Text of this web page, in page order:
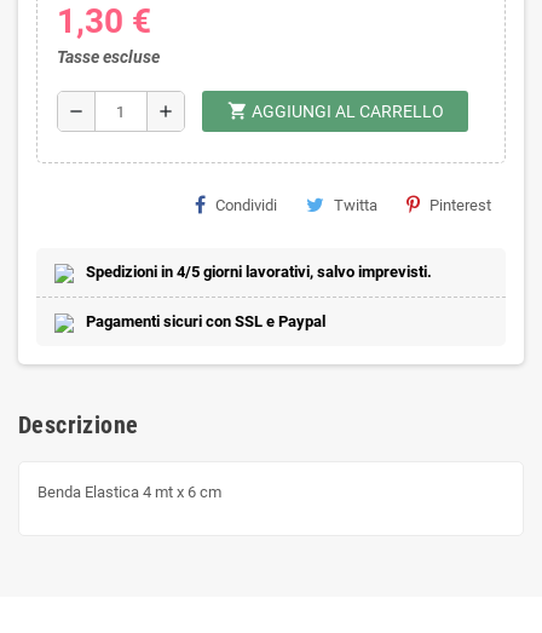
1,30 €
Tasse escluse
remove add shopping_cart AGGIUNGI AL CARRELLO
Condividi Twitta Pinterest
Spedizioni in 4/5 giorni lavorativi, salvo imprevisti.
Pagamenti sicuri con SSL e Paypal
Descrizione
Benda Elastica 4 mt x 6 cm